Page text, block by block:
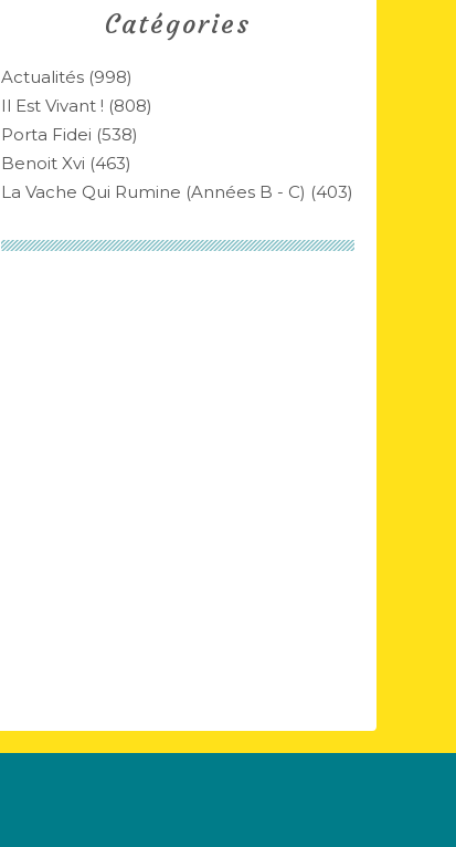
Catégories
Actualités (998)
Il Est Vivant ! (808)
Porta Fidei (538)
Benoit Xvi (463)
La Vache Qui Rumine (années B - C) (403)